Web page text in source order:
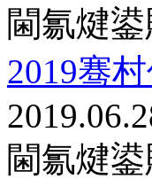
閫氱煡
2019骞
閫氱煡